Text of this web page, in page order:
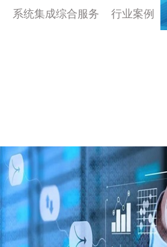
系统集成综合服务 行业案例